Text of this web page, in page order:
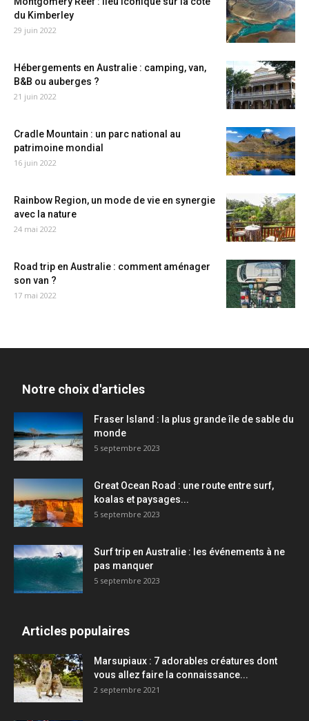
du Kimberley
29 juin 2022
Hébergements en Australie : camping, van,
B&B ou auberges ?
21 juin 2022
Cradle Mountain : un parc national au
patrimoine mondial
16 juin 2022
Rainbow Region, un mode de vie en synergie
avec la nature
24 mai 2022
Road trip en Australie : comment aménager
son van ?
17 mai 2022
Notre choix d'articles
Fraser Island : la plus grande île de sable du
monde
5 septembre 2023
Great Ocean Road : une route entre surf,
koalas et paysages...
5 septembre 2023
Surf trip en Australie : les événements à ne
pas manquer
5 septembre 2023
Articles populaires
Marsupiaux : 7 adorables créatures dont
vous allez faire la connaissance...
2 septembre 2021